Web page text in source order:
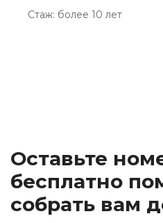
Стаж: более 10 лет
Оставьте
бесплатно
собрать вам